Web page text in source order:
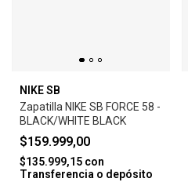
NIKE SB
Zapatilla NIKE SB FORCE 58 -
BLACK/WHITE BLACK
$159.999,00
$135.999,15 con
Transferencia o depósito